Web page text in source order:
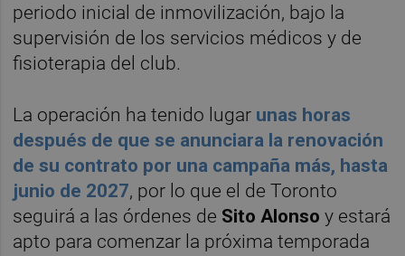
periodo inicial de inmovilización, bajo la
supervisión de los servicios médicos y de
fisioterapia del club.
La operación ha tenido lugar unas horas
después de que se anunciara la renovación
de su contrato por una campaña más, hasta
junio de 2027, por lo que el de Toronto
seguirá a las órdenes de Sito Alonsoy estará
apto para comenzar la próxima temporada